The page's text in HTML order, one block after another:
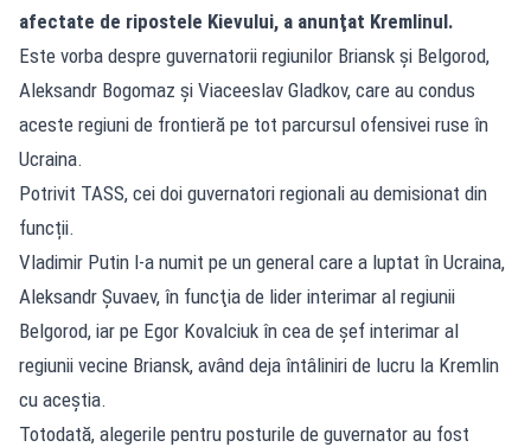
afectate de ripostele Kievului, a anunţat Kremlinul.
Este vorba despre guvernatorii regiunilor Briansk şi Belgorod,
Aleksandr Bogomaz şi Viaceeslav Gladkov, care au condus
aceste regiuni de frontieră pe tot parcursul ofensivei ruse în
Ucraina.
Potrivit TASS, cei doi guvernatori regionali au demisionat din
funcții.
Vladimir Putin l-a numit pe un general care a luptat în Ucraina,
Aleksandr Şuvaev, în funcţia de lider interimar al regiunii
Belgorod, iar pe Egor Kovalciuk în cea de şef interimar al
regiunii vecine Briansk, având deja întâliniri de lucru la Kremlin
cu aceștia.
Totodată, alegerile pentru posturile de guvernator au fost